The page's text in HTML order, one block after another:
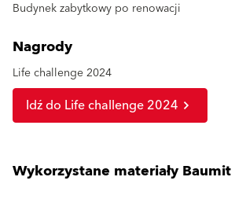
Budynek zabytkowy po renowacji
Nagrody
Life challenge 2024
Idź do Life challenge 2024
Wykorzystane materiały Baumit